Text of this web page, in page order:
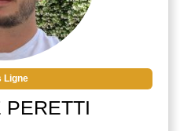
Ligne
PERETTI